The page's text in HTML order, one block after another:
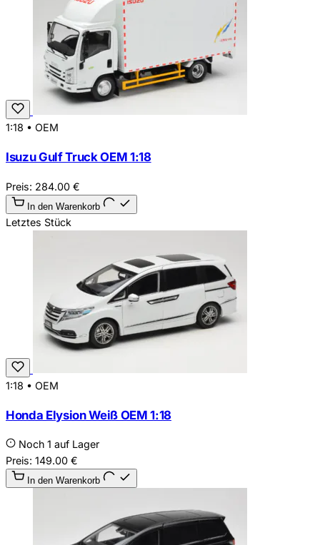
1:18 • OEM
Isuzu Gulf Truck OEM 1:18
Preis: 284.00 €
In den Warenkorb
Letztes Stück
1:18 • OEM
Honda Elysion Weiß OEM 1:18
Noch 1 auf Lager
Preis: 149.00 €
In den Warenkorb